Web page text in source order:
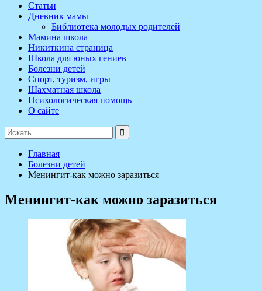
Статьи
Дневник мамы
Библиотека молодых родителей
Мамина школа
Никиткина страница
Школа для юных гениев
Болезни детей
Спорт, туризм, игры
Шахматная школа
Психологическая помощь
О сайте
Поиск
для:
Главная
Болезни детей
Менингит-как можно заразиться
Менингит-как можно заразиться